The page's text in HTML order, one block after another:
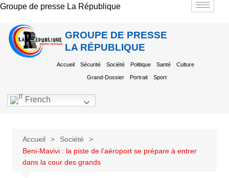
Groupe de presse La République
GROUPE DE PRESSE
LA RÉPUBLIQUE
Accueil Sécurité Société Politique Santé Culture
Grand-Dossier Portrait Sport
French
Accueil
Société
Beni-Mavivi : la piste de l’aéroport se prépare à entrer
dans la cour des grands